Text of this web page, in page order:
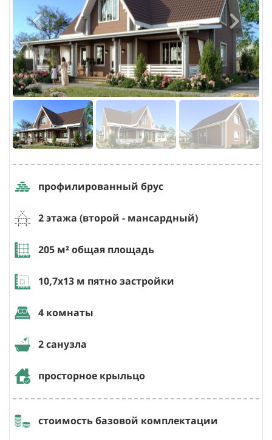
профилированный брус
2 этажа (второй - мансардный)
205 м² общая площадь
10,7х13 м пятно застройки
4 комнаты
2 санузла
просторное крыльцо
стоимость базовой комплектации